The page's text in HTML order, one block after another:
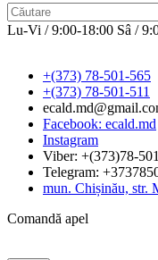
Lu-Vi / 9:00-18:00 Sâ /
+(373) 78-501-565
+(373) 78-501-511
Facebook: ecald.md
Instagram
Viber: +(373)78-
Telegram:
mun. Chișinău, str.
Comandă apel